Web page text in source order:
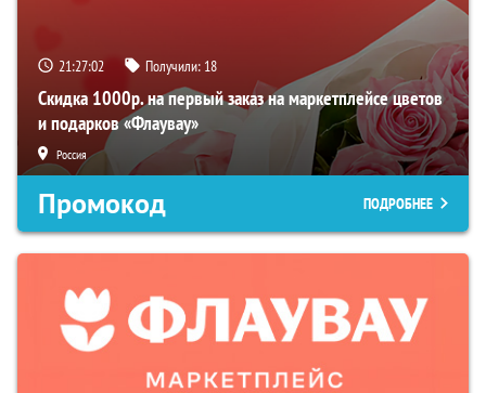
21:27:01 Получили: 18
Скидка 1000р. на первый заказ на маркетплейсе цветов
и подарков «Флаувау»
Россия
Промокод ПОДРОБНЕЕ